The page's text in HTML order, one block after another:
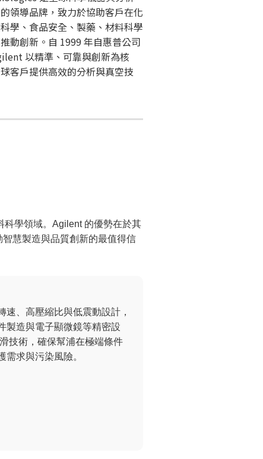
領導品牌，致力於協助客戶在化
學、食品安全、製藥、材料科學
動創新。自 1999 年自惠普公司
以精準、可靠與創新為核
客戶提供高效的分析與真空技
科學領域。Agilent 的優勢在於其
慧製造與品質創新的最值得信
速、高壓縮比與低震動設計，
製造與電子顯微鏡等精密設
技術，確保幫浦在極端條件
需求與污染風險。